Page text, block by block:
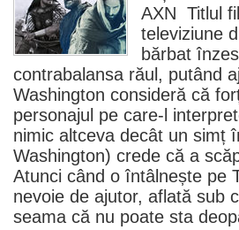
AXN Titlul
televiziune
bărbat
contrabalansa răul, putând
Washington consideră că
personajul pe care-l
nimic altceva decât un simț
Washington) crede că a
Atunci când o întâlnește pe
nevoie de ajutor, aflată sub
seama că nu poate sta